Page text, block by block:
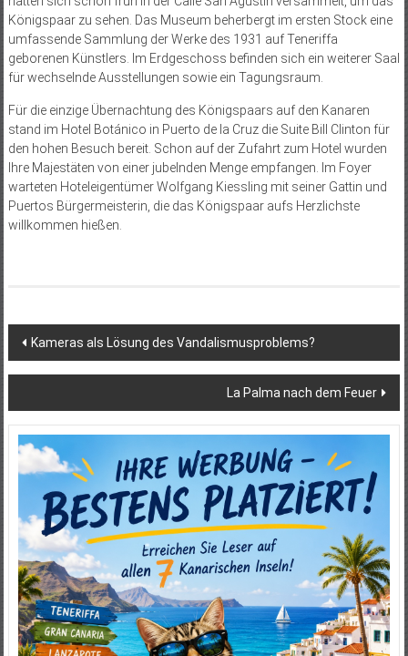
Königspaar zu sehen. Das Museum beherbergt im ersten Stock eine
umfassende Sammlung der Werke des 1931 auf Teneriffa
geborenen Künstlers. Im Erdgeschoss befinden sich ein weiterer Saal
für wechselnde Ausstellungen sowie ein Tagungsraum.
Für die einzige Übernachtung des Königspaars auf den Kanaren
stand im Hotel Botánico in Puerto de la Cruz die Suite Bill Clinton für
den hohen Besuch bereit. Schon auf der Zufahrt zum Hotel wurden
Ihre Majestäten von einer jubelnden Menge empfangen. Im Foyer
warteten Hoteleigentümer Wolfgang Kiessling mit seiner Gattin und
Puertos Bürgermeisterin, die das Königspaar aufs Herzlichste
willkommen hießen.
Beitragsnavigation
Kameras als Lösung des Vandalismus­problems?
La Palma nach dem Feuer